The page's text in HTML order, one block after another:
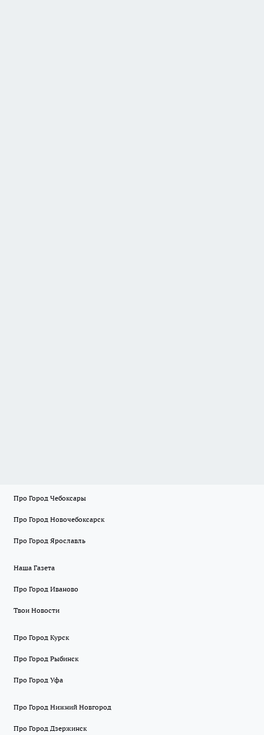
Про Город Чебоксары
Про Город Новочебоксарск
Про Город Ярославль
Наша Газета
Про Город Иваново
Твои Новости
Про Город Курск
Про Город Рыбинск
Про Город Уфа
Про Город Нижний Новгород
Про Город Дзержинск